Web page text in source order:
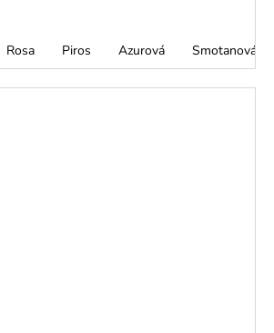
Rosa Piros Azurová Smotanová